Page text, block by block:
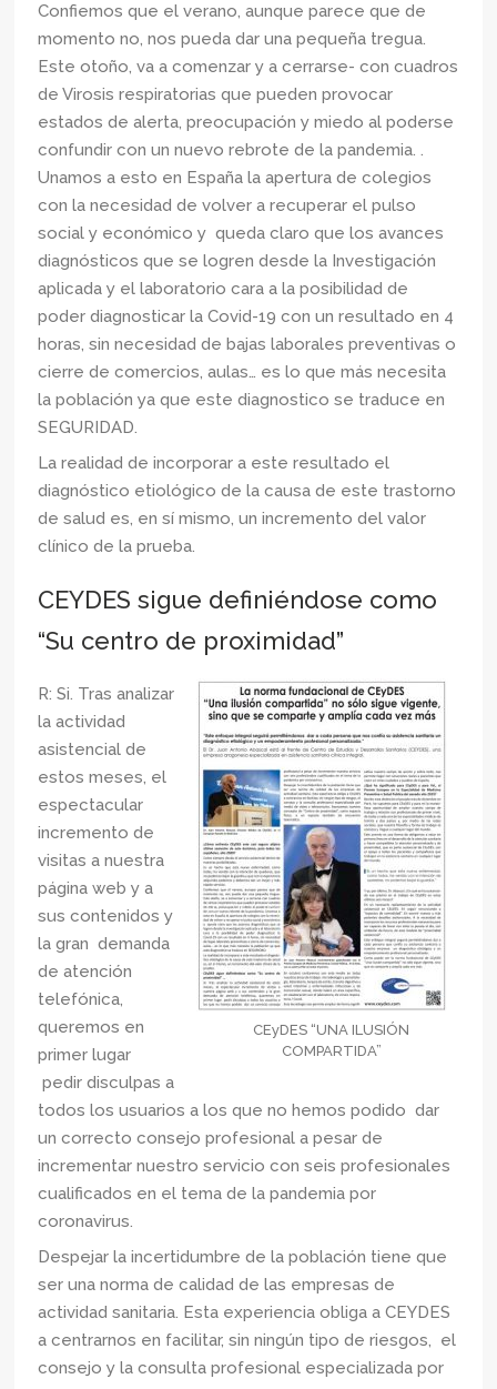
Confiemos que el verano, aunque parece que de
momento no, nos pueda dar una pequeña tregua.
Este otoño, va a comenzar y a cerrarse- con cuadros
de Virosis respiratorias que pueden provocar
estados de alerta, preocupación y miedo al poderse
confundir con un nuevo rebrote de la pandemia. .
Unamos a esto en España la apertura de colegios
con la necesidad de volver a recuperar el pulso
social y económico y queda claro que los avances
diagnósticos que se logren desde la Investigación
aplicada y el laboratorio cara a la posibilidad de
poder diagnosticar la Covid-19 con un resultado en 4
horas, sin necesidad de bajas laborales preventivas o
cierre de comercios, aulas… es lo que más necesita
la población ya que este diagnostico se traduce en
SEGURIDAD.
La realidad de incorporar a este resultado el
diagnóstico etiológico de la causa de este trastorno
de salud es, en sí mismo, un incremento del valor
clínico de la prueba.
CEYDES sigue definiéndose como
“Su centro de proximidad”
CEyDES “UNA ILUSIÓN
COMPARTIDA”
R: Si. Tras analizar
la actividad
asistencial de
estos meses, el
espectacular
incremento de
visitas a nuestra
página web y a
sus contenidos y
la gran demanda
de atención
telefónica,
queremos en
primer lugar
pedir disculpas a
todos los usuarios a los que no hemos podido dar
un correcto consejo profesional a pesar de
incrementar nuestro servicio con seis profesionales
cualificados en el tema de la pandemia por
coronavirus.
Despejar la incertidumbre de la población tiene que
ser una norma de calidad de las empresas de
actividad sanitaria. Esta experiencia obliga a CEYDES
a centrarnos en facilitar, sin ningún tipo de riesgos, el
consejo y la consulta profesional especializada por